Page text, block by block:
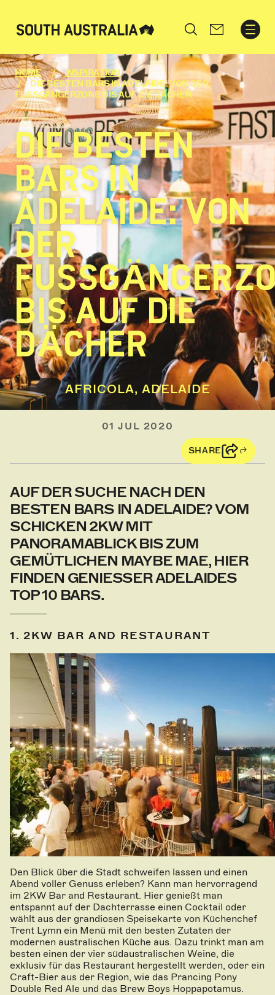
Search
HOME
INSPIRATION
DIE BESTEN BARS IN ADELAIDE: VON DER
FUSSGÄNGERZONE BIS AUF DIE DÄCHER
DIE BESTEN
BARS IN
ADELAIDE: VON
DER
IS AUF DIE D
ÄCHER
AFRICOLA, ADELAIDE
01 JUL 2020
SHARE
AUF DER SUCHE NACH DEN
BESTEN BARS IN ADELAIDE? VOM
SCHICKEN 2KW MIT
PANORAMABLICK BIS ZUM
GEMÜTLICHEN MAYBE MAE, HIER
FINDEN GENIESSER ADELAIDES T
OP 10 BARS.
1. 2KW BAR AND RESTAURANT
Den Blick über die Stadt schweifen lassen und einen
Abend voller Genuss erleben? Kann man hervorragend
im 2KW Bar and Restaurant. Hier genießt man
entspannt auf der Dachterrasse einen Cocktail oder
wählt aus der grandiosen Speisekarte von Küchenchef
Trent Lymn ein Menü mit den besten Zutaten der
modernen australischen Küche aus. Dazu trinkt man am
besten einen der vier südaustralischen Weine, die
exklusiv für das Restaurant hergestellt werden, oder ein
Craft-Bier aus der Region, wie das Prancing Pony
Double Red Ale und das Brew Boys Hoppapotamus.